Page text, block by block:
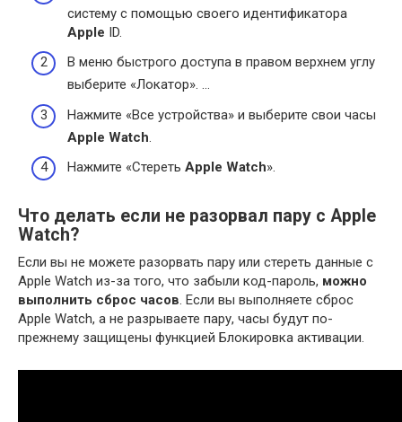
систему с помощью своего идентификатора
Apple ID.
В меню быстрого доступа в правом верхнем углу
выберите «Локатор». …
Нажмите «Все устройства» и выберите свои часы
Apple Watch.
Нажмите «Стереть Apple Watch».
Что делать если не разорвал пару с Apple
Watch?
Если вы не можете разорвать пару или стереть данные с
Apple Watch из-за того, что забыли код-пароль, можно
выполнить сброс часов. Если вы выполняете сброс
Apple Watch, а не разрываете пару, часы будут по-
прежнему защищены функцией Блокировка активации.